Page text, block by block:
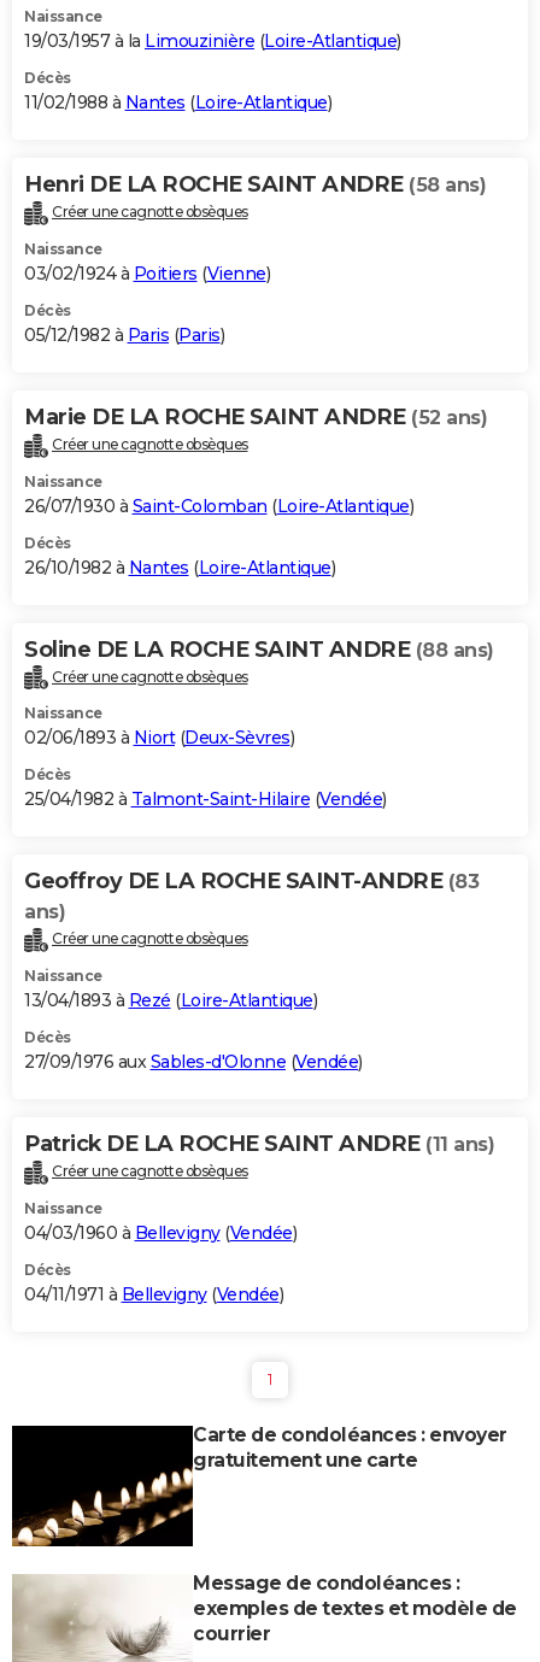
Naissance
19/03/1957 à la Limouzinière (Loire-Atlantique)
Décès
11/02/1988 à Nantes (Loire-Atlantique)
Henri DE LA ROCHE SAINT ANDRE (58 ans)
Créer une cagnotte obsèques
Naissance
03/02/1924 à Poitiers (Vienne)
Décès
05/12/1982 à Paris (Paris)
Marie DE LA ROCHE SAINT ANDRE (52 ans)
Créer une cagnotte obsèques
Naissance
26/07/1930 à Saint-Colomban (Loire-Atlantique)
Décès
26/10/1982 à Nantes (Loire-Atlantique)
Soline DE LA ROCHE SAINT ANDRE (88 ans)
Créer une cagnotte obsèques
Naissance
02/06/1893 à Niort(Deux-Sèvres)
Décès
25/04/1982 à Talmont-Saint-Hilaire (Vendée)
Geoffroy DE LA ROCHE SAINT-ANDRE (83
ans)
Créer une cagnotte obsèques
Naissance
13/04/1893 à Rezé (Loire-Atlantique)
Décès
27/09/1976 auxSables-d'Olonne (Vendée)
Patrick DE LA ROCHE SAINT ANDRE (11 ans)
Créer une cagnotte obsèques
Naissance
04/03/1960 à Bellevigny(Vendée)
Décès
04/11/1971 à Bellevigny(Vendée)
1
Carte de condoléances : envoyer
gratuitement une carte
Message de condoléances :
exemples de textes et modèle de
courrier